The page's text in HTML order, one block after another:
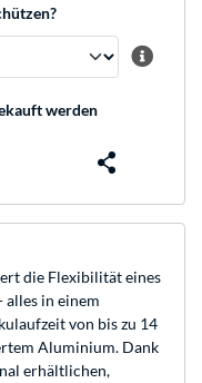
werden
die Flexibilität eines
alles in einem
von bis zu 14
Aluminium. Dank
erhältlichen,